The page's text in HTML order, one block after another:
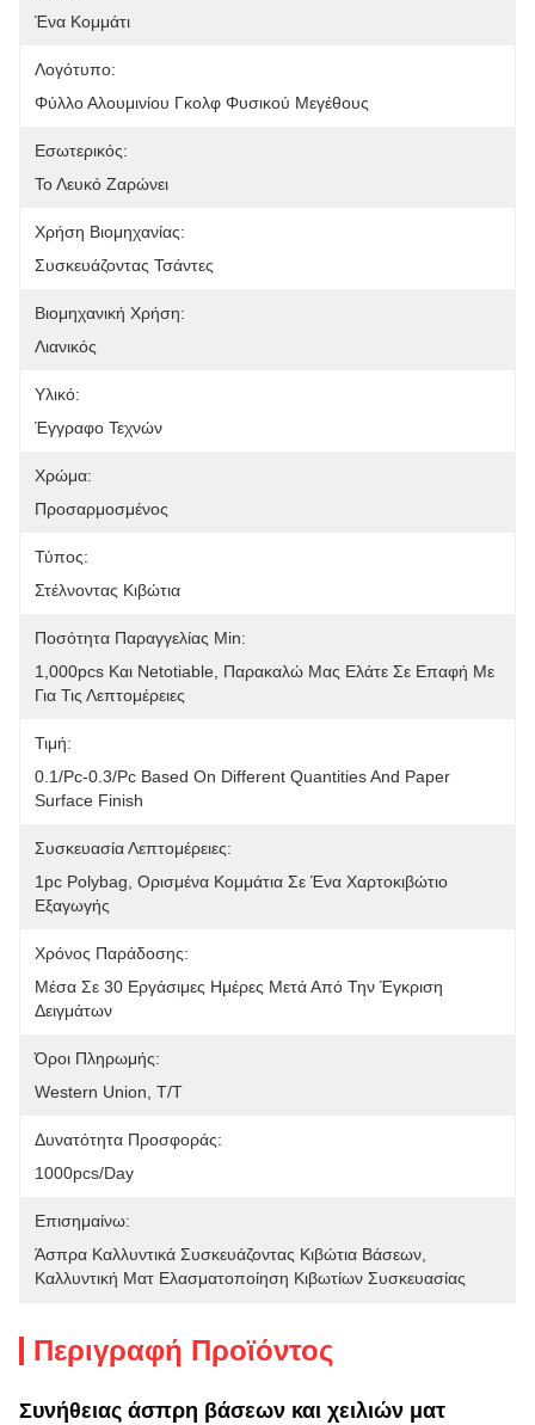
Ένα Κομμάτι
Λογότυπο:
Φύλλο Αλουμινίου Γκολφ Φυσικού Μεγέθους
Εσωτερικός:
Το Λευκό Ζαρώνει
Χρήση Βιομηχανίας:
Συσκευάζοντας Τσάντες
Βιομηχανική Χρήση:
Λιανικός
Υλικό:
Έγγραφο Τεχνών
Χρώμα:
Προσαρμοσμένος
Τύπος:
Στέλνοντας Κιβώτια
Ποσότητα Παραγγελίας Min:
1,000pcs Και Netotiable, Παρακαλώ Μας Ελάτε Σε Επαφή Με
Για Τις Λεπτομέρειες
Τιμή:
0.1/pc-0.3/pc Based On Different Quantities And Paper
Surface Finish
Συσκευασία Λεπτομέρειες:
1pc Polybag, Ορισμένα Κομμάτια Σε Ένα Χαρτοκιβώτιο
Εξαγωγής
Χρόνος Παράδοσης:
Μέσα Σε 30 Εργάσιμες Ημέρες Μετά Από Την Έγκριση
Δειγμάτων
Όροι Πληρωμής:
Western Union, T/T
Δυνατότητα Προσφοράς:
1000pcs/day
Επισημαίνω:
Άσπρα Καλλυντικά Συσκευάζοντας Κιβώτια Βάσεων
Καλλυντική Ματ Ελασματοποίηση Κιβωτίων Συσκευασίας
Περιγραφή Προϊόντος
Συνήθειας άσπρη βάσεων και χειλιών ματ